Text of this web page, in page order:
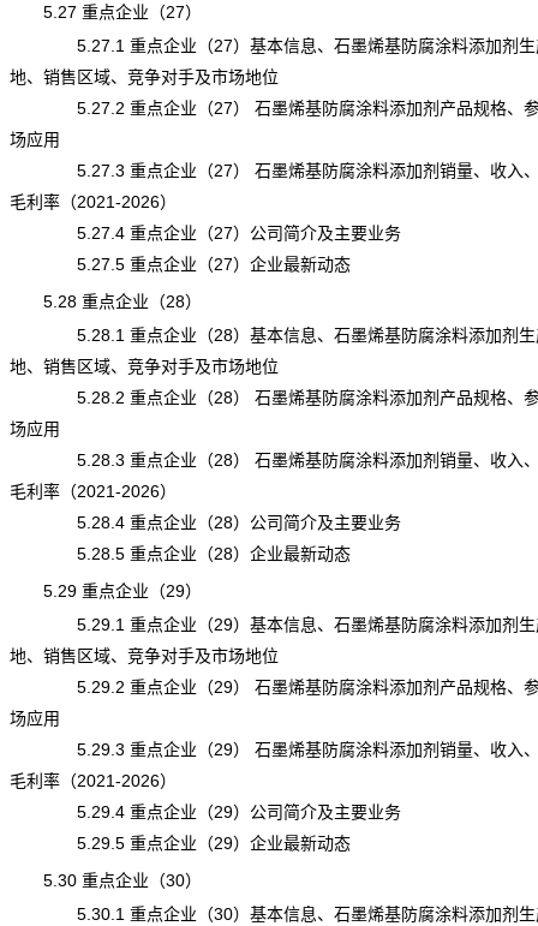
5.27 重点企业（27）
5.27.1 重点企业（27）基本信息、石墨烯基防腐涂料添加剂生
地、销售区域、竞争对手及市场地位
5.27.2 重点企业（27） 石墨烯基防腐涂料添加剂产品规格、参
场应用
5.27.3 重点企业（27） 石墨烯基防腐涂料添加剂销量、收入、
毛利率（2021-2026）
5.27.4 重点企业（27）公司简介及主要业务
5.27.5 重点企业（27）企业最新动态
5.28 重点企业（28）
5.28.1 重点企业（28）基本信息、石墨烯基防腐涂料添加剂生
地、销售区域、竞争对手及市场地位
5.28.2 重点企业（28） 石墨烯基防腐涂料添加剂产品规格、参
场应用
5.28.3 重点企业（28） 石墨烯基防腐涂料添加剂销量、收入、
毛利率（2021-2026）
5.28.4 重点企业（28）公司简介及主要业务
5.28.5 重点企业（28）企业最新动态
5.29 重点企业（29）
5.29.1 重点企业（29）基本信息、石墨烯基防腐涂料添加剂生
地、销售区域、竞争对手及市场地位
5.29.2 重点企业（29） 石墨烯基防腐涂料添加剂产品规格、参
场应用
5.29.3 重点企业（29） 石墨烯基防腐涂料添加剂销量、收入、
毛利率（2021-2026）
5.29.4 重点企业（29）公司简介及主要业务
5.29.5 重点企业（29）企业最新动态
5.30 重点企业（30）
5.30.1 重点企业（30）基本信息、石墨烯基防腐涂料添加剂生